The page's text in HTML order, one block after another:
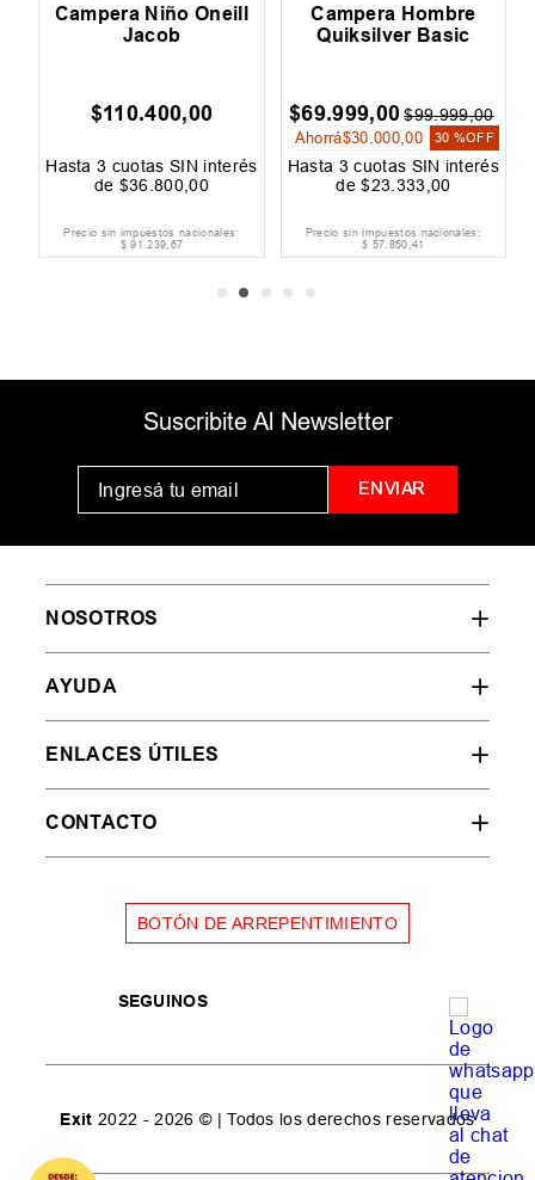
Campera Niño Oneill
Jacob
$110.400,00
Hasta 3cuotas SIN interés
de $36. 800, 00
Precio sin impuestos nacionales:
$ 91.239,67
Campera Hombre
Quiksilver Basic
$69.999,00$99.999,00
Ahorrá$30. 000, 00 30 %OFF
Hasta 3cuotas SIN interés
de $23. 333, 00
Precio sin impuestos nacionales:
$ 57.850,41
Suscribite Al Newsletter
ENVIAR
NOSOTROS
AYUDA
ENLACES ÚTILES
CONTACTO
BOTÓN DE ARREPENTIMIENTO
SEGUINOS
Exit 2022 - 2026 © | Todos los derechos reservados